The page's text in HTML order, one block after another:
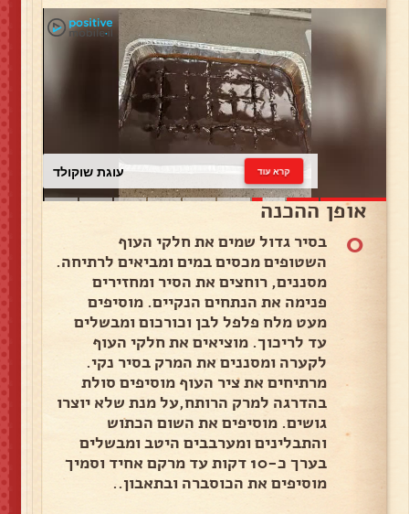
עוגת שוקולד קרא עוד
אופן ההכנה
0
בסיר גדול שמים את חלקי העוף
השטופים מכסים במים ומביאים לרתיחה.
מסננים, רוחצים את הסיר ומחזירים
פנימה את הנתחים הנקיים. מוסיפים
מעט מלח פלפל לבן וכורכום ומבשלים
עד לריכוך. מוציאים את חלקי העוף
לקערה ומסננים את המרק בסיר נקי.
מרתיחים את ציר העוף מוסיפים סולת
בהדרגה למרק הרותח,על מנת שלא יוצרו
גושים. מוסיפים את השום הכתוש
והתבלינים ומערבבים היטב ומבשלים
בערך כ-10 דקות עד מרקם אחיד וסמיך
מוסיפים את הכוסברה ובתאבון..